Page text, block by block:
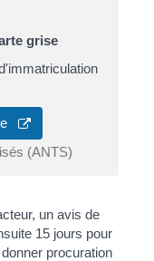
grise
(ANTS)
un avis de
15 jours pour
procuration